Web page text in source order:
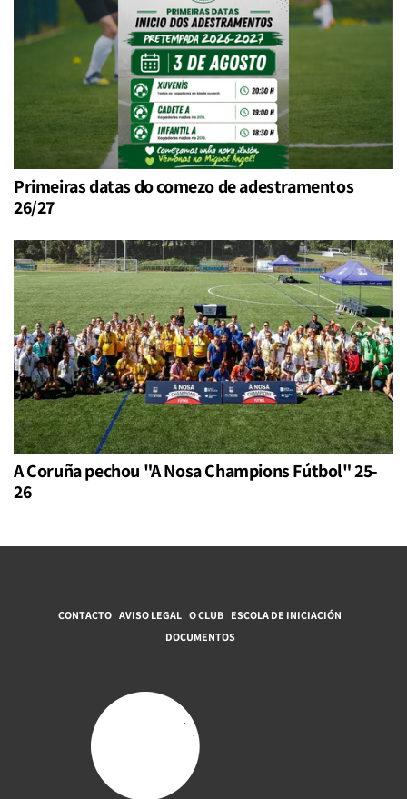
Primeiras datas do comezo de adestramentos
26/27
A Coruña pechou "A Nosa Champions Fútbol" 25-
26
CONTACTO AVISO LEGAL O CLUB ESCOLA DE INICIACIÓN
DOCUMENTOS